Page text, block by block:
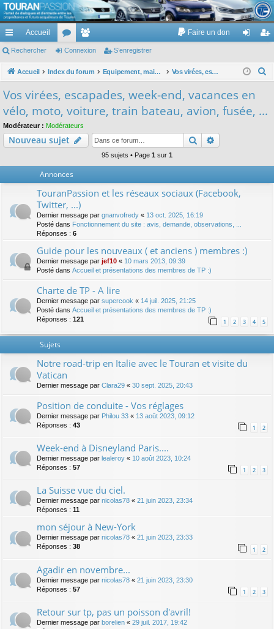
TouranPassion
Le forum des propriétaires ou futurs acquéreurs du Volkswagen Touran
cc
ès
de
Accueil
or
u
e
m
es
Faire un don
ne
on
nr
Rechercher Connexion S’enregistrer
Accueil Index du forum Equipement, maison, famille, passion, hobby, détente, ... Vos virées, escapades, week-end, vacances en vélo, moto, voiture, train bateau, avion, fusée, ...
h
Vos virées, escapades, week-end, vacances en
vélo, moto, voiture, train bateau, avion, fusée, ...
Modérateur : Modérateurs
Nouveau sujet Rechercher
95 sujets • Page 1 sur 1
Annonces
TouranPassion et les réseaux sociaux (Facebook,
Twitter, ...)
Dernier message par gnanvofredy « 13 oct. 2025, 16:19
Posté dans Fonctionnement du site : avis, demande, observations, ...
Réponses : 6
Guide pour les nouveaux ( et anciens ) membres :)
Dernier message par jef10 « 10 mars 2013, 09:39
Posté dans Accueil et présentations des membres de TP :)
Charte de TP - A lire
Dernier message par supercook « 14 juil. 2025, 21:25
Posté dans Accueil et présentations des membres de TP :)
Réponses : 121 1 2 3 4 5
Sujets
Notre road-trip en Italie avec le Touran et visite du
Vatican
Dernier message par Clara29 « 30 sept. 2025, 20:43
Position de conduite - Vos réglages
Dernier message par Philou 33 « 13 août 2023, 09:12
Réponses : 43 1 2
Week-end à Disneyland Paris....
Dernier message par lealeroy « 10 août 2023, 10:24
Réponses : 57 1 2 3
La Suisse vue du ciel.
Dernier message par nicolas78 « 21 juin 2023, 23:34
Réponses : 11
mon séjour à New-York
Dernier message par nicolas78 « 21 juin 2023, 23:33
Réponses : 38 1 2
Agadir en novembre...
Dernier message par nicolas78 « 21 juin 2023, 23:30
Réponses : 57 1 2 3
Retour sur tp, pas un poisson d'avril!
Dernier message par borelien « 29 juil. 2017, 19:42